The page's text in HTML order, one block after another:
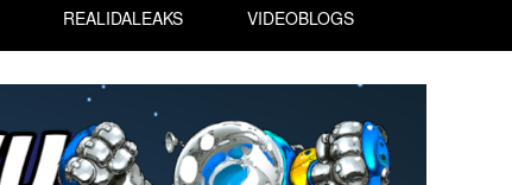
REALIDALEAKS VIDEOBLOGS